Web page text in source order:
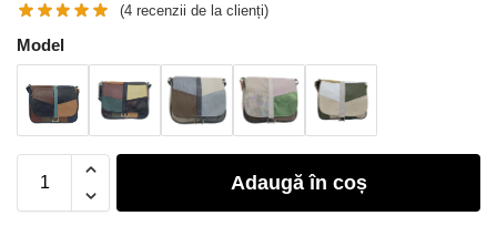
(4 recenzii de la clienți)
Model
Adaugă în coș